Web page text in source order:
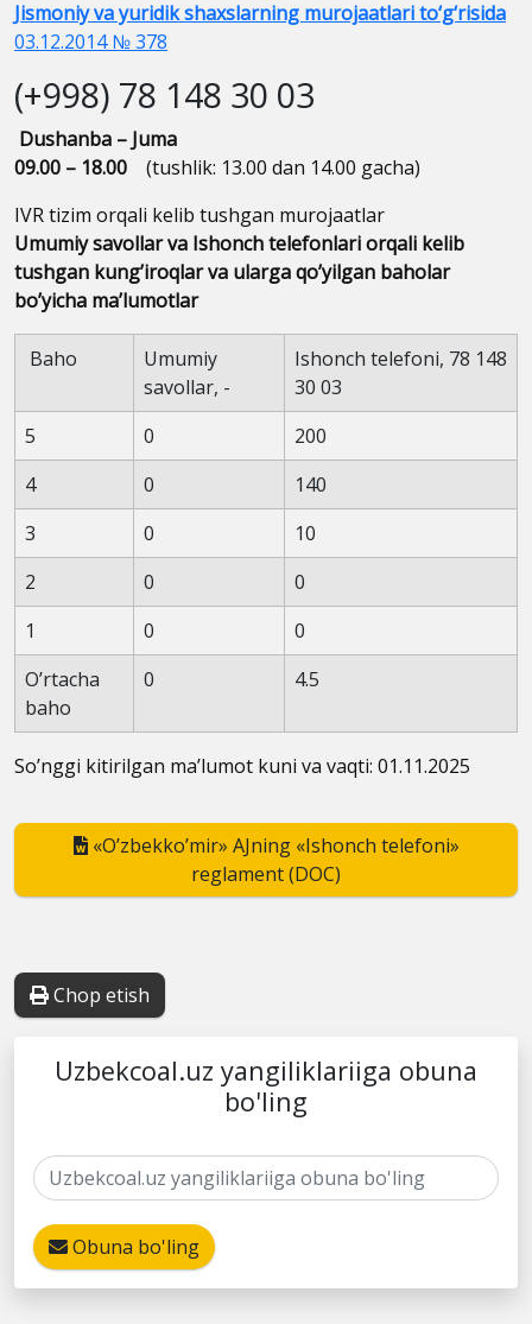
Jismoniy va yuridik shaxslarning murojaatlari to‘g‘risida
03.12.2014 № 378
(+998) 78 148 30 03
Dushanba – Juma
09.00 – 18.00 (tushlik: 13.00 dan 14.00 gacha)
IVR tizim orqali kelib tushgan murojaatlar
Umumiy savollar va Ishonch telefonlari orqali kelib
tushgan kung’iroqlar va ularga qo’yilgan baholar
bo’yicha ma’lumotlar
Baho
Umumiy
savollar, -
Ishonch telefoni, 78 148
30 03
5
0
200
4
0
140
3
0
10
2
0
0
1
0
0
O’rtacha
baho
0 4.5
So’nggi kitirilgan ma’lumot kuni va vaqti: 01.11.2025
«O’zbekko’mir» AJning «Ishonch telefoni»
reglament (DOC)
Chop etish
Uzbekcoal.uz yangiliklariiga obuna
bo'ling
Obuna bo'ling